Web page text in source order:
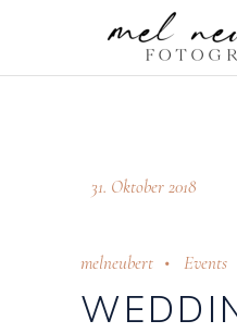
31. Oktober 2018
melneubert Events